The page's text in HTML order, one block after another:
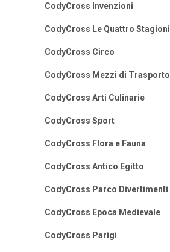
CodyCross Invenzioni
CodyCross Le Quattro Stagioni
CodyCross Circo
CodyCross Mezzi di Trasporto
CodyCross Arti Culinarie
CodyCross Sport
CodyCross Flora e Fauna
CodyCross Antico Egitto
CodyCross Parco Divertimenti
CodyCross Epoca Medievale
CodyCross Parigi